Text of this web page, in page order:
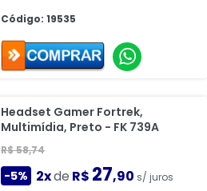
Código: 19535
Headset Gamer Fortrek,
Multimídia, Preto - FK 739A
R$ 58,74
-5% 2xde R$ 27,90 s/ juros